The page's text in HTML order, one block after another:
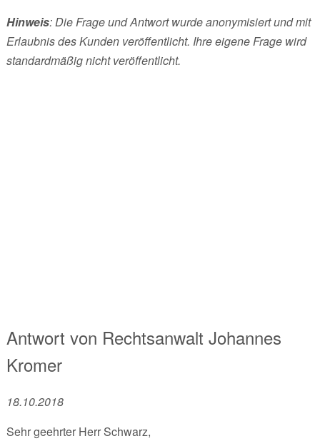
Hinweis: Die Frage und Antwort wurde anonymisiert und mit
Erlaubnis des Kunden veröffentlicht. Ihre eigene Frage wird
standardmäßig nicht veröffentlicht.
Antwort von Rechtsanwalt Johannes
Kromer
18.10.2018
Sehr geehrter Herr Schwarz,